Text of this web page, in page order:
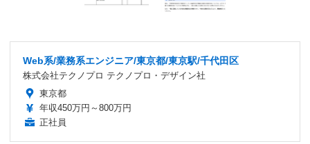
Web系/業務系エンジニア/東京都/東京駅/千代田区
株式会社テクノプロ テクノプロ・デザイン社
東京都
年収450万円～800万円
正社員